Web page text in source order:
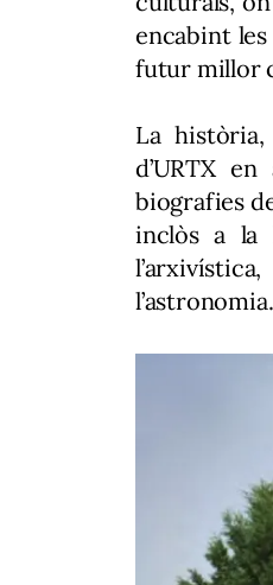
encabint
futur millor
La història,
d’URTX
biografies
inclòs a la
l’astronomia.